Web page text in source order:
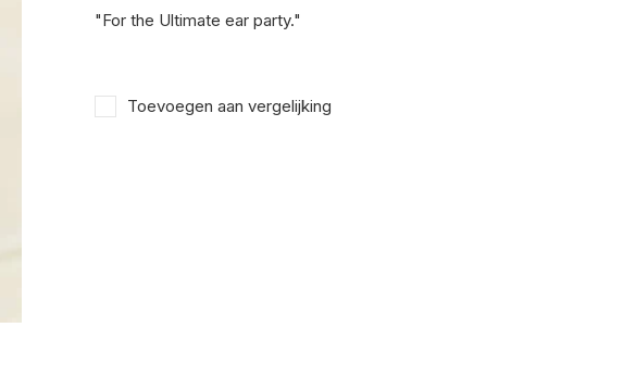
"For the Ultimate ear party."
Toevoegen aan vergelijking